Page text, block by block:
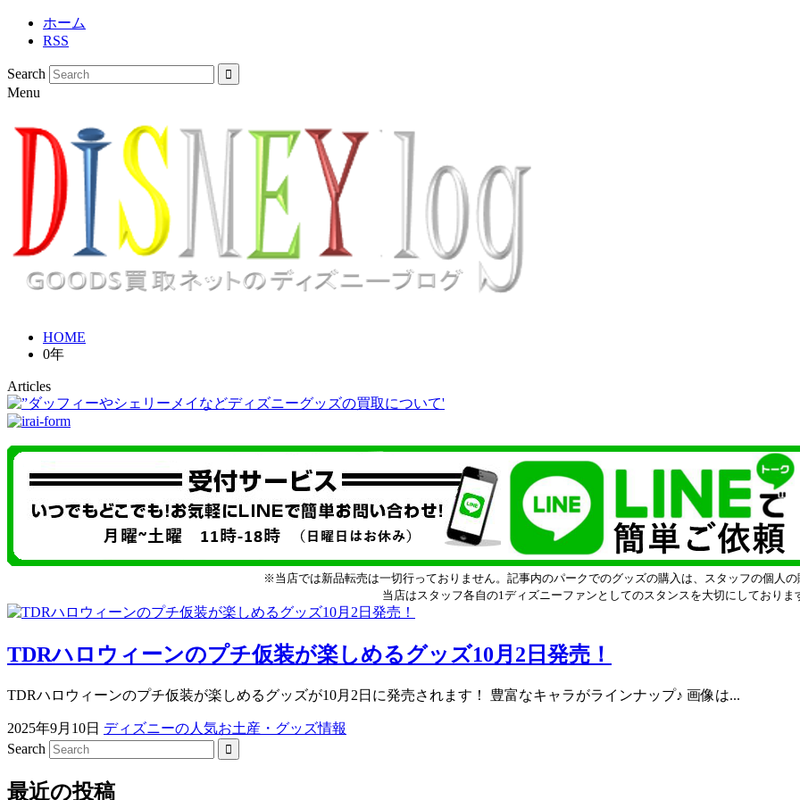
ホーム
RSS
Search
Menu
HOME
0年
Articles
※当店では新品転売は一切行っておりません。記事内のパークでのグッズの購入は、スタッフの個人の
当店はスタッフ各自の1ディズニーファンとしてのスタンスを大切にしておりま
TDRハロウィーンのプチ仮装が楽しめるグッズ10月2日発売！
TDRハロウィーンのプチ仮装が楽しめるグッズが10月2日に発売されます！ 豊富なキャラがラインナップ♪ 画像は...
2025年9月10日 ディズニーの人気お土産・グッズ情報
Search
最近の投稿